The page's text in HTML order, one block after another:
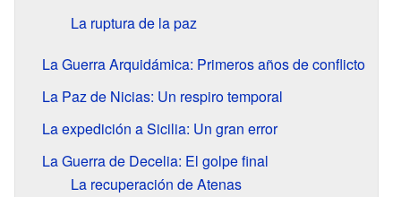
La ruptura de la paz
La Guerra Arquidámica: Primeros años de conflicto
La Paz de Nicias: Un respiro temporal
La expedición a Sicilia: Un gran error
La Guerra de Decelia: El golpe final
La recuperación de Atenas